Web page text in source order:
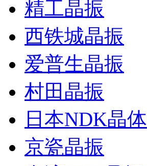
精工晶振
西铁城晶振
爱普生晶振
村田晶振
日本NDK晶体
京瓷晶振